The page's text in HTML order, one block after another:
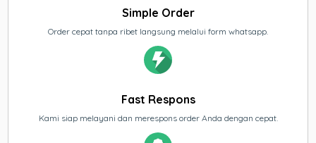
Simple Order
Order cepat tanpa ribet langsung melalui form whatsapp.
Fast Respons
Kami siap melayani dan merespons order Anda dengan cepat.